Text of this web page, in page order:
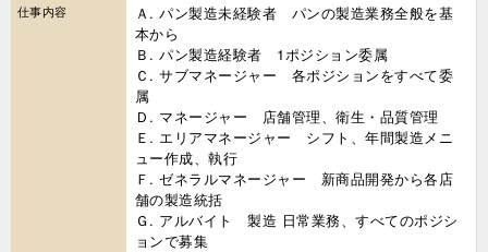
仕事内容
Ａ. パン製造未経験者 パンの製造業務全般を基
本から
Ｂ. パン製造経験者 1ポジション委属
Ｃ. サブマネージャー 各ポジションをすべて委
属
Ｄ. マネージャー 店舗管理、衛生・品質管理
Ｅ. エリアマネージャー シフト、年間製造メニ
ュー作成、執行
Ｆ. ゼネラルマネージャー 新商品開発から各店
舗の製造統括
Ｇ. アルバイト 製造 日常業務、すべてのポジシ
ョンで募集